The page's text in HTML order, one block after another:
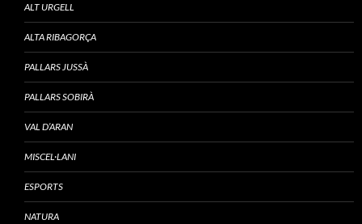
ALT URGELL
ALTA RIBAGORÇA
PALLARS JUSSÀ
PALLARS SOBIRÀ
VAL D’ARAN
MISCEL·LANI
ESPORTS
NATURA